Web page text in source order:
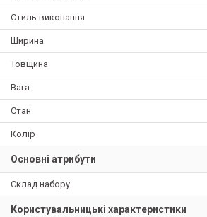
Стиль виконання
Ширина
Товщина
Вага
Стан
Колір
Основні атрибути
Склад набору
Користувальницькі характеристики